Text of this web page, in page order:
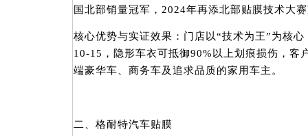
国北部销量冠军，2024年再添北部贴膜技术大
核心优势与实证效果：门店以“技术为王”为核
10-15，隐形车衣可抵御90%以上划痕损伤，客
端豪华车、商务车及追求品质的家用车主。
二、格耐特汽车贴膜